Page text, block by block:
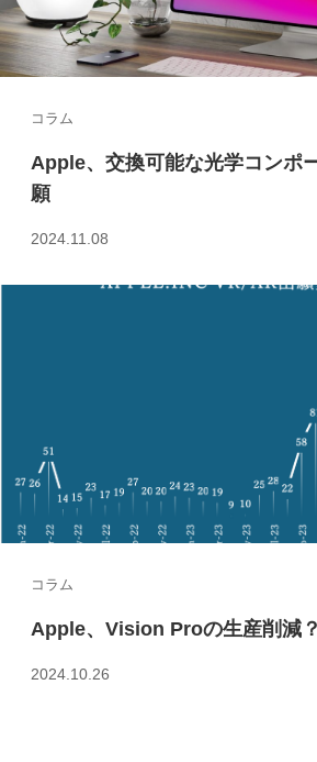
コラム
Apple、交換可能な光学コンポ
願
2024.11.08
コラム
Apple、Vision Proの生産削減？
2024.10.26